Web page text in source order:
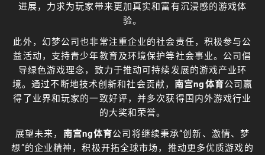
进展，力求为玩家带来更加真实和富有沉浸感的游戏体
验。
此外，幻梦公司也非常注重企业的社会责任，积极参与公
益活动，支持青少年教育及环境保护等社会事业。公司倡
导绿色游戏理念，致力于推动可持续发展的游戏产业环
境。通过不断地技术创新和社会贡献， 南宫ng体育公司赢
得了业界和玩家的一致好评，并多次获得国内外游戏行业
的大奖和荣誉。
展望未来， 南宫ng体育公司将继续秉承“创新、激情、梦
想”的企业精神，积极开拓全球市场，推动更多优质游戏的